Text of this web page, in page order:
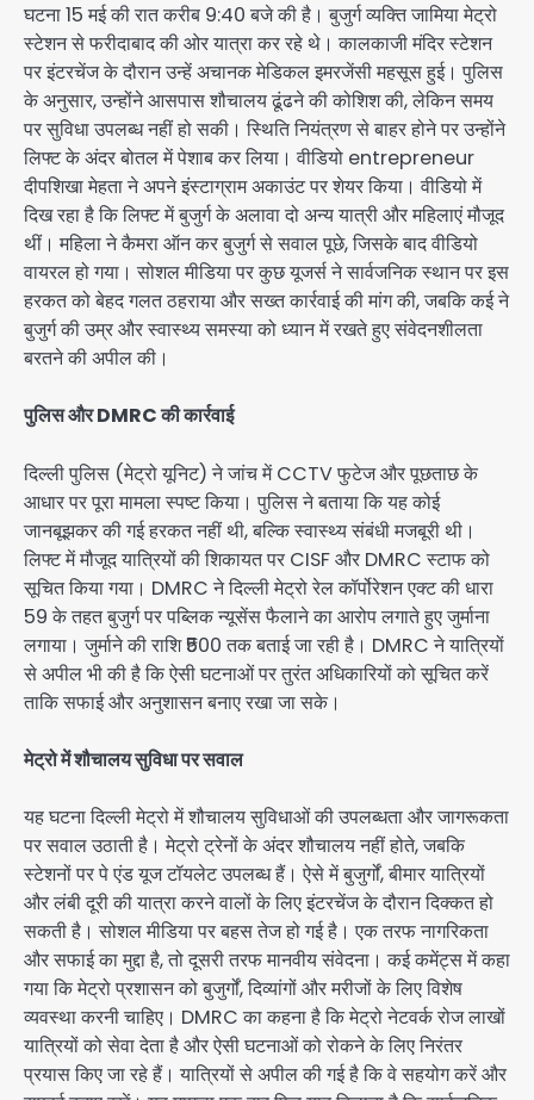
घटना 15 मई की रात करीब 9:40 बजे की है। बुजुर्ग व्यक्ति जामिया मेट्रो
स्टेशन से फरीदाबाद की ओर यात्रा कर रहे थे। कालकाजी मंदिर स्टेशन
पर इंटरचेंज के दौरान उन्हें अचानक मेडिकल इमरजेंसी महसूस हुई। पुलिस
के अनुसार, उन्होंने आसपास शौचालय ढूंढने की कोशिश की, लेकिन समय
पर सुविधा उपलब्ध नहीं हो सकी। स्थिति नियंत्रण से बाहर होने पर उन्होंने
लिफ्ट के अंदर बोतल में पेशाब कर लिया। वीडियो entrepreneur
दीपशिखा मेहता ने अपने इंस्टाग्राम अकाउंट पर शेयर किया। वीडियो में
दिख रहा है कि लिफ्ट में बुजुर्ग के अलावा दो अन्य यात्री और महिलाएं मौजूद
थीं। महिला ने कैमरा ऑन कर बुजुर्ग से सवाल पूछे, जिसके बाद वीडियो
वायरल हो गया। सोशल मीडिया पर कुछ यूजर्स ने सार्वजनिक स्थान पर इस
हरकत को बेहद गलत ठहराया और सख्त कार्रवाई की मांग की, जबकि कई ने
बुजुर्ग की उम्र और स्वास्थ्य समस्या को ध्यान में रखते हुए संवेदनशीलता
बरतने की अपील की।
पुलिस और DMRC की कार्रवाई
दिल्ली पुलिस (मेट्रो यूनिट) ने जांच में CCTV फुटेज और पूछताछ के
आधार पर पूरा मामला स्पष्ट किया। पुलिस ने बताया कि यह कोई
जानबूझकर की गई हरकत नहीं थी, बल्कि स्वास्थ्य संबंधी मजबूरी थी।
लिफ्ट में मौजूद यात्रियों की शिकायत पर CISF और DMRC स्टाफ को
सूचित किया गया। DMRC ने दिल्ली मेट्रो रेल कॉर्पोरेशन एक्ट की धारा
59 के तहत बुजुर्ग पर पब्लिक न्यूसेंस फैलाने का आरोप लगाते हुए जुर्माना
लगाया। जुर्माने की राशि ₹500 तक बताई जा रही है। DMRC ने यात्रियों
से अपील भी की है कि ऐसी घटनाओं पर तुरंत अधिकारियों को सूचित करें
ताकि सफाई और अनुशासन बनाए रखा जा सके।
मेट्रो में शौचालय सुविधा पर सवाल
यह घटना दिल्ली मेट्रो में शौचालय सुविधाओं की उपलब्धता और जागरूकता
पर सवाल उठाती है। मेट्रो ट्रेनों के अंदर शौचालय नहीं होते, जबकि
स्टेशनों पर पे एंड यूज टॉयलेट उपलब्ध हैं। ऐसे में बुजुर्गों, बीमार यात्रियों
और लंबी दूरी की यात्रा करने वालों के लिए इंटरचेंज के दौरान दिक्कत हो
सकती है। सोशल मीडिया पर बहस तेज हो गई है। एक तरफ नागरिकता
और सफाई का मुद्दा है, तो दूसरी तरफ मानवीय संवेदना। कई कमेंट्स में कहा
गया कि मेट्रो प्रशासन को बुजुर्गों, दिव्यांगों और मरीजों के लिए विशेष
व्यवस्था करनी चाहिए। DMRC का कहना है कि मेट्रो नेटवर्क रोज लाखों
यात्रियों को सेवा देता है और ऐसी घटनाओं को रोकने के लिए निरंतर
प्रयास किए जा रहे हैं। यात्रियों से अपील की गई है कि वे सहयोग करें और